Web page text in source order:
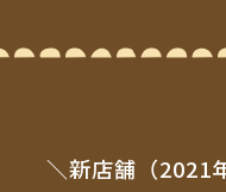
＼新店舗（2021